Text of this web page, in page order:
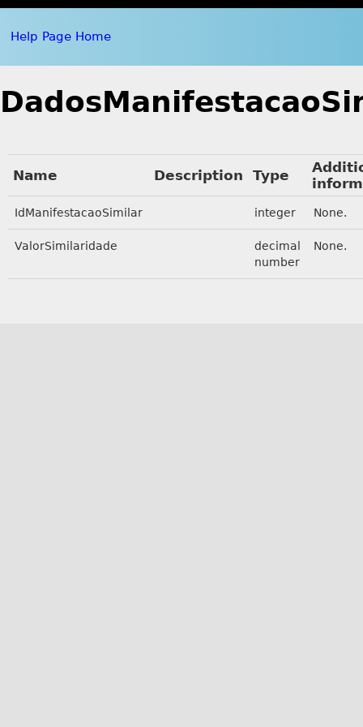
Help Page Home
Name Description Type
IdManifestacaoSimilar integer None.
ValorSimilaridade
decimal
number
None.